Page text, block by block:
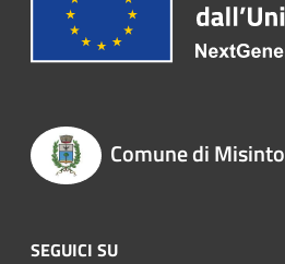
Comune di Misinto
SEGUICI SU